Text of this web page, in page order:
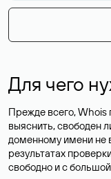
Для чего
Прежде всего, Whois
выяснить, свободен
доменному имени не
результатах
свободно и с